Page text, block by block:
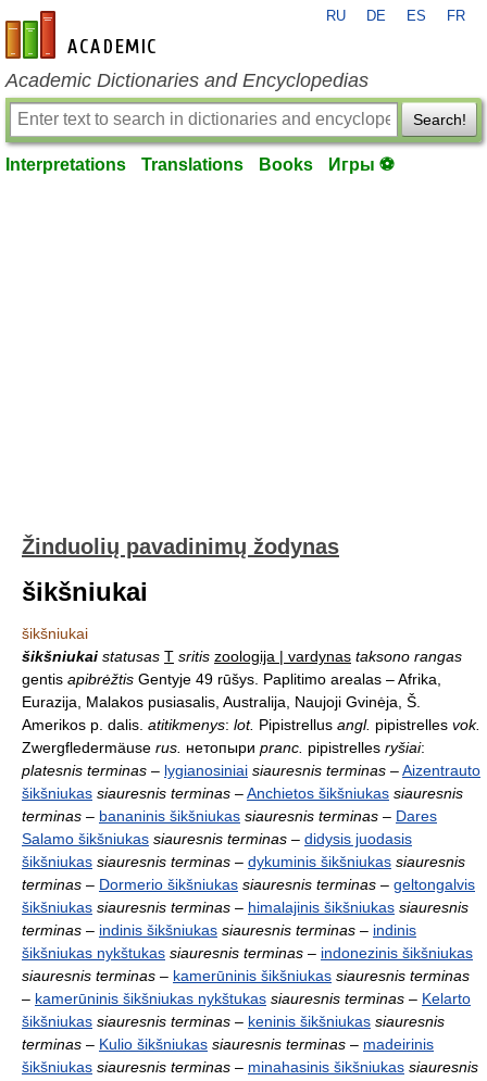
en-academic.com
RU DE ES FR
Academic Dictionaries and Encyclopedias
Search!
Interpretations Translations Books Игры ⚽
Žinduolių pavadinimų žodynas
šikšniukai
šikšniukai
šikšniukai statusas T sritis zoologija | vardynas taksono rangas
gentis apibrėžtis Gentyje 49 rūšys. Paplitimo arealas – Afrika,
Eurazija, Malakos pusiasalis, Australija, Naujoji Gvinėja, Š.
Amerikos p. dalis. atitikmenys: lot. Pipistrellus angl. pipistrelles vok.
Zwergfledermäuse rus. нетопыри pranc. pipistrelles ryšiai:
platesnis terminas – lygianosiniai siauresnis terminas –Aizentrauto
šikšniukas siauresnis terminas –Anchietos šikšniukas siauresnis
terminas – bananinis šikšniukas siauresnis terminas – Dares
Salamo šikšniukas siauresnis terminas – didysis juodasis
šikšniukas siauresnis terminas – dykuminis šikšniukas siauresnis
terminas – Dormerio šikšniukas siauresnis terminas – geltongalvis
šikšniukas siauresnis terminas – himalajinis šikšniukas siauresnis
terminas – indinis šikšniukas siauresnis terminas – indinis
šikšniukas nykštukas siauresnis terminas – indonezinis šikšniukas
siauresnis terminas – kamerūninis šikšniukas siauresnis terminas
– kamerūninis šikšniukas nykštukas siauresnis terminas – Kelarto
šikšniukas siauresnis terminas – keninis šikšniukas siauresnis
terminas – Kulio šikšniukas siauresnis terminas – madeirinis
šikšniukas siauresnis terminas – minahasinis šikšniukas siauresnis